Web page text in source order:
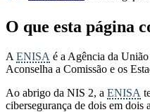
O que esta página
A ENISA é a Agência da
Aconselha a Comissão e os
Ao abrigo da NIS 2, a ENISA
cibersegurança de dois em